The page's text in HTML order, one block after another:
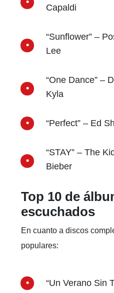
Capaldi
“Sunflower” –
Lee
“One Dance” –
Kyla
“Perfect” – Ed
“STAY” – The
Bieber
Top 10 de
escuchados
En cuanto a discos
populares:
“Un Verano Sin